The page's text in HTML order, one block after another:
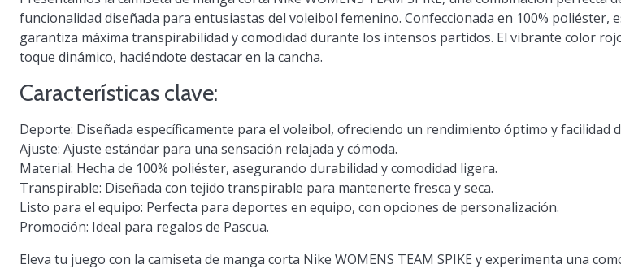
funcionalidad diseñada para entusiastas del voleibol femenino. Confeccionada en 100% poliéster,
garantiza máxima transpirabilidad y comodidad durante los intensos partidos. El vibrante color
toque dinámico, haciéndote destacar en la cancha.
Características clave:
Deporte: Diseñada específicamente para el voleibol, ofreciendo un rendimiento óptimo y facilidad
Ajuste: Ajuste estándar para una sensación relajada y cómoda.
Material: Hecha de 100% poliéster, asegurando durabilidad y comodidad ligera.
Transpirable: Diseñada con tejido transpirable para mantenerte fresca y seca.
Listo para el equipo: Perfecta para deportes en equipo, con opciones de personalización.
Promoción: Ideal para regalos de Pascua.
Eleva tu juego con la camiseta de manga corta Nike WOMENS TEAM SPIKE y experimenta una